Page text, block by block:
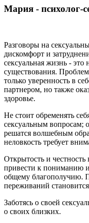
Мария - психолог-
Разговоры на
дискомфорт и
сексуальная жизнь - это
существования.
только уверенность в
партнером, но также
здоровье.
Не стоит обременять
сексуальным вопросам;
решатся волшебным
неловкость требует
Открытость и
привести к пониманию
общему благополучию.
переживаний
Заботясь о своей
о своих близких.